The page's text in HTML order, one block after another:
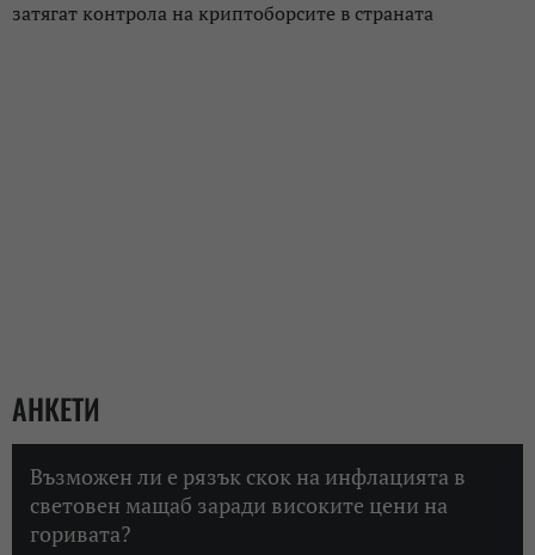
затягат контрола на криптоборсите в страната
АНКЕТИ
Възможен ли е рязък скок на инфлацията в
световен мащаб заради високите цени на
горивата?